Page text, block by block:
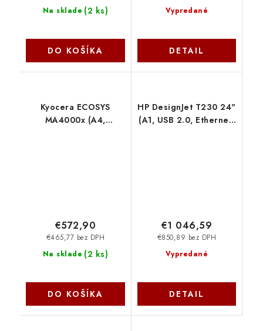
Na sklade (2 ks)
DO KOŠÍKA
Vypredané
DETAIL
Kyocera ECOSYS
MA4000x (A4,
Na sklade (2 ks)
€465,77 bez DPH
€572,90
DO KOŠÍKA
HP DesignJet T230 24"
(A1, USB 2.0, Ethernet,
Vypredané
€850,89 bez DPH
€1 046,59
DETAIL